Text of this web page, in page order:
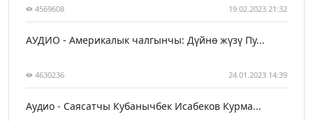
4569608 19.02.2023 21:32
АУДИО - Америкалык чалгынчы: Дүйнө жүзү Пу...
4630236 24.01.2023 14:39
Аудио - Саясатчы Кубанычбек Исабеков Курма...